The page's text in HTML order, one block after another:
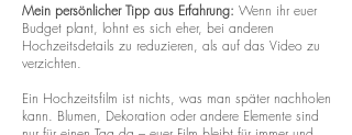
Mein persönlicher Tipp aus Erfahrung: Wenn ihr euer
Budget plant, lohnt es sich eher, bei anderen
Hochzeitsdetails zu reduzieren, als auf das Video zu
verzichten.
Ein Hochzeitsfilm ist nichts, was man später nachholen
kann. Blumen, Dekoration oder andere Elemente sind